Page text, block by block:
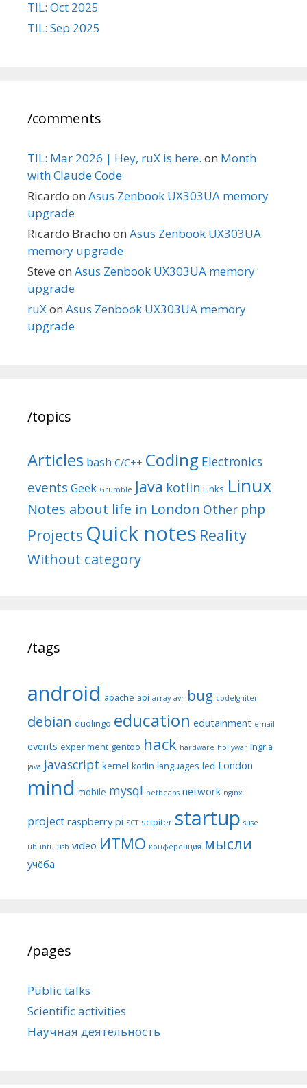
TIL: Oct 2025
TIL: Sep 2025
/comments
TIL: Mar 2026 | Hey, ruX is here. on Month
with Claude Code
Ricardo on Asus Zenbook UX303UA memory
upgrade
Ricardo Bracho on Asus Zenbook UX303UA
memory upgrade
Steve on Asus Zenbook UX303UA memory
upgrade
ruXon Asus Zenbook UX303UA memory
upgrade
/topics
Articles bash C/C++ Coding Electronics
events Geek Grumble Java kotlin Links Linux
Notes about life in London Other php
Projects Quick notes Reality
Without category
/tags
android apache api array avr bug codeIgniter
debian duolingo education edutainment email
events experiment gentoo hack hardware hollywar Ingria
java javascript kernel kotlin languages led London
mind mobile mysql netbeans network nginx
project raspberry pi SCT sctpiter startup suse
ubuntu usb video ИТМО конференция мысли
учёба
/pages
Public talks
Scientific activities
Научная деятельность